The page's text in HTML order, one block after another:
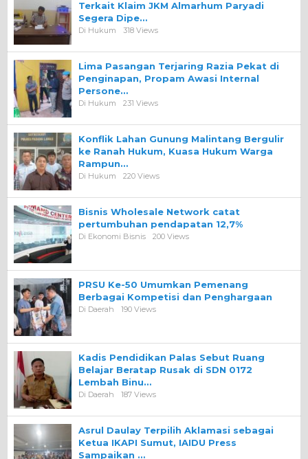
Terkait Klaim JKM Almarhum Paryadi
Segera Dipe…
Di Hukum 318 Views
Lima Pasangan Terjaring Razia Pekat di
Penginapan, Propam Awasi Internal
Persone…
Di Hukum 231 Views
Konflik Lahan Gunung Malintang Bergulir
ke Ranah Hukum, Kuasa Hukum Warga
Rampun…
Di Hukum 220 Views
Bisnis Wholesale Network catat
pertumbuhan pendapatan 12,7%
Di Ekonomi Bisnis 200 Views
PRSU Ke-50 Umumkan Pemenang
Berbagai Kompetisi dan Penghargaan
Di Daerah 190 Views
Kadis Pendidikan Palas Sebut Ruang
Belajar Beratap Rusak di SDN 0172
Lembah Binu…
Di Daerah 187 Views
Asrul Daulay Terpilih Aklamasi sebagai
Ketua IKAPI Sumut, IAIDU Press
Sampaikan …